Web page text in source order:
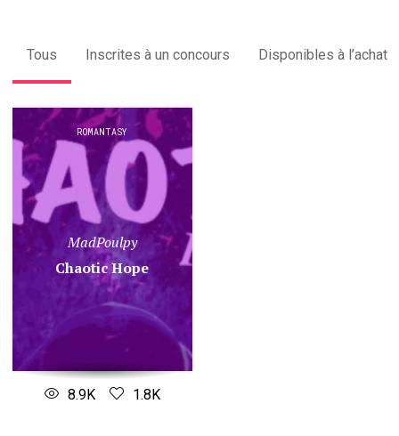
Tous Inscrites à un concours Disponibles à l’achat
ROMANTASY
MadPoulpy
Chaotic Hope
8.9K 1.8K